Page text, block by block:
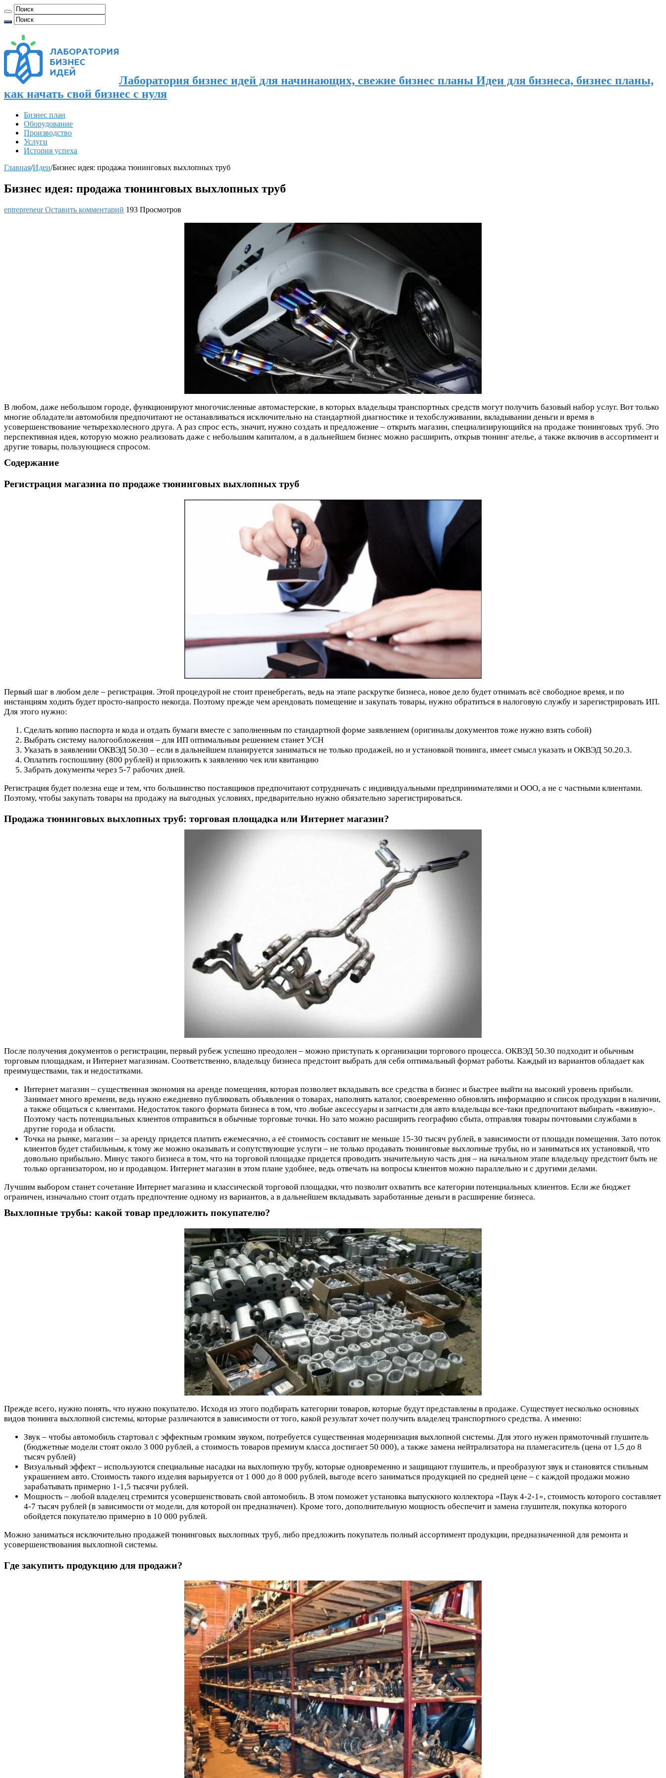
Лаборатория бизнес идей для начинающих, свежие бизнес планы Идеи для бизнеса, бизнес планы,
как начать свой бизнес с нуля
Бизнес план
Оборудование
Производство
Услуги
История успеха
Главная/Идеи/Бизнес идея: продажа тюнинговых выхлопных труб
Бизнес идея: продажа тюнинговых выхлопных труб
entrepreneurОставить комментарий 193 Просмотров
В любом, даже небольшом городе, функционируют многочисленные автомастерские, в которых владельцы транспортных средств могут получить базовый набор услуг. Вот только
многие обладатели автомобиля предпочитают не останавливаться исключительно на стандартной диагностике и техобслуживании, вкладывании деньги и время в
усовершенствование четырехколесного друга. А раз спрос есть, значит, нужно создать и предложение – открыть магазин, специализирующийся на продаже тюнинговых труб. Это
перспективная идея, которую можно реализовать даже с небольшим капиталом, а в дальнейшем бизнес можно расширить, открыв тюнинг ателье, а также включив в ассортимент и
другие товары, пользующиеся спросом.
Содержание
Регистрация магазина по продаже тюнинговых выхлопных труб
Первый шаг в любом деле – регистрация. Этой процедурой не стоит пренебрегать, ведь на этапе раскрутке бизнеса, новое дело будет отнимать всё свободное время, и по
инстанциям ходить будет просто-напросто некогда. Поэтому прежде чем арендовать помещение и закупать товары, нужно обратиться в налоговую службу и зарегистрировать ИП.
Для этого нужно:
Сделать копию паспорта и кода и отдать бумаги вместе с заполненным по стандартной форме заявлением (оригиналы документов тоже нужно взять собой)
Выбрать систему налогообложения – для ИП оптимальным решением станет УСН
Указать в заявлении ОКВЭД 50.30 – если в дальнейшем планируется заниматься не только продажей, но и установкой тюнинга, имеет смысл указать и ОКВЭД 50.20.3.
Оплатить госпошлину (800 рублей) и приложить к заявлению чек или квитанцию
Забрать документы через 5-7 рабочих дней.
Регистрация будет полезна еще и тем, что большинство поставщиков предпочитают сотрудничать с индивидуальными предпринимателями и ООО, а не с частными клиентами.
Поэтому, чтобы закупать товары на продажу на выгодных условиях, предварительно нужно обязательно зарегистрироваться.
Продажа тюнинговых выхлопных труб: торговая площадка или Интернет магазин?
После получения документов о регистрации, первый рубеж успешно преодолен – можно приступать к организации торгового процесса. ОКВЭД 50.30 подходит и обычным
торговым площадкам, и Интернет магазинам. Соответственно, владельцу бизнеса предстоит выбрать для себя оптимальный формат работы. Каждый из вариантов обладает как
преимуществами, так и недостатками.
Интернет магазин – существенная экономия на аренде помещения, которая позволяет вкладывать все средства в бизнес и быстрее выйти на высокий уровень прибыли.
Занимает много времени, ведь нужно ежедневно публиковать объявления о товарах, наполнять каталог, своевременно обновлять информацию и список продукции в наличии,
а также общаться с клиентами. Недостаток такого формата бизнеса в том, что любые аксессуары и запчасти для авто владельцы все-таки предпочитают выбирать «вживую».
Поэтому часть потенциальных клиентов отправиться в обычные торговые точки. Но зато можно расширить географию сбыта, отправляя товары почтовыми службами в
другие города и области.
Точка на рынке, магазин – за аренду придется платить ежемесячно, а её стоимость составит не меньше 15-30 тысяч рублей, в зависимости от площади помещения. Зато поток
клиентов будет стабильным, к тому же можно оказывать и сопутствующие услуги – не только продавать тюнинговые выхлопные трубы, но и заниматься их установкой, что
довольно прибыльно. Минус такого бизнеса в том, что на торговой площадке придется проводить значительную часть дня – на начальном этапе владельцу предстоит быть не
только организатором, но и продавцом. Интернет магазин в этом плане удобнее, ведь отвечать на вопросы клиентов можно параллельно и с другими делами.
Лучшим выбором станет сочетание Интернет магазина и классической торговой площадки, что позволит охватить все категории потенциальных клиентов. Если же бюджет
ограничен, изначально стоит отдать предпочтение одному из вариантов, а в дальнейшем вкладывать заработанные деньги в расширение бизнеса.
Выхлопные трубы: какой товар предложить покупателю?
Прежде всего, нужно понять, что нужно покупателю. Исходя из этого подбирать категории товаров, которые будут представлены в продаже. Существует несколько основных
видов тюнинга выхлопной системы, которые различаются в зависимости от того, какой результат хочет получить владелец транспортного средства. А именно:
Звук – чтобы автомобиль стартовал с эффектным громким звуком, потребуется существенная модернизация выхлопной системы. Для этого нужен прямоточный глушитель
(бюджетные модели стоят около 3 000 рублей, а стоимость товаров премиум класса достигает 50 000), а также замена нейтрализатора на пламегаситель (цена от 1,5 до 8
тысяч рублей)
Визуальный эффект – используются специальные насадки на выхлопную трубу, которые одновременно и защищают глушитель, и преобразуют звук и становятся стильным
украшением авто. Стоимость такого изделия варьируется от 1 000 до 8 000 рублей, выгоде всего заниматься продукцией по средней цене – с каждой продажи можно
зарабатывать примерно 1-1,5 тысячи рублей.
Мощность – любой владелец стремится усовершенствовать свой автомобиль. В этом поможет установка выпускного коллектора «Паук 4-2-1», стоимость которого составляет
4-7 тысяч рублей (в зависимости от модели, для которой он предназначен). Кроме того, дополнительную мощность обеспечит и замена глушителя, покупка которого
обойдется покупателю примерно в 10 000 рублей.
Можно заниматься исключительно продажей тюнинговых выхлопных труб, либо предложить покупатель полный ассортимент продукции, предназначенной для ремонта и
усовершенствования выхлопной системы.
Где закупить продукцию для продажи?